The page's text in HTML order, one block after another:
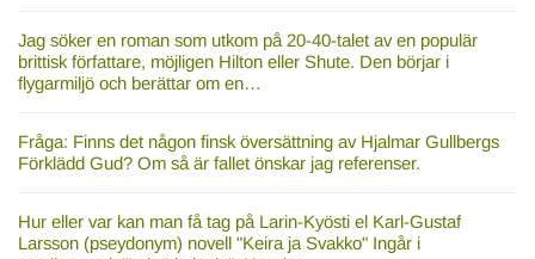
Jag söker en roman som utkom på 20-40-talet av en populär
brittisk författare, möjligen Hilton eller Shute. Den börjar i
flygarmiljö och berättar om en…
Fråga: Finns det någon finsk översättning av Hjalmar Gullbergs
Förklädd Gud? Om så är fallet önskar jag referenser.
Hur eller var kan man få tag på Larin-Kyösti el Karl-Gustaf
Larsson (pseydonym) novell "Keira ja Svakko" Ingår i